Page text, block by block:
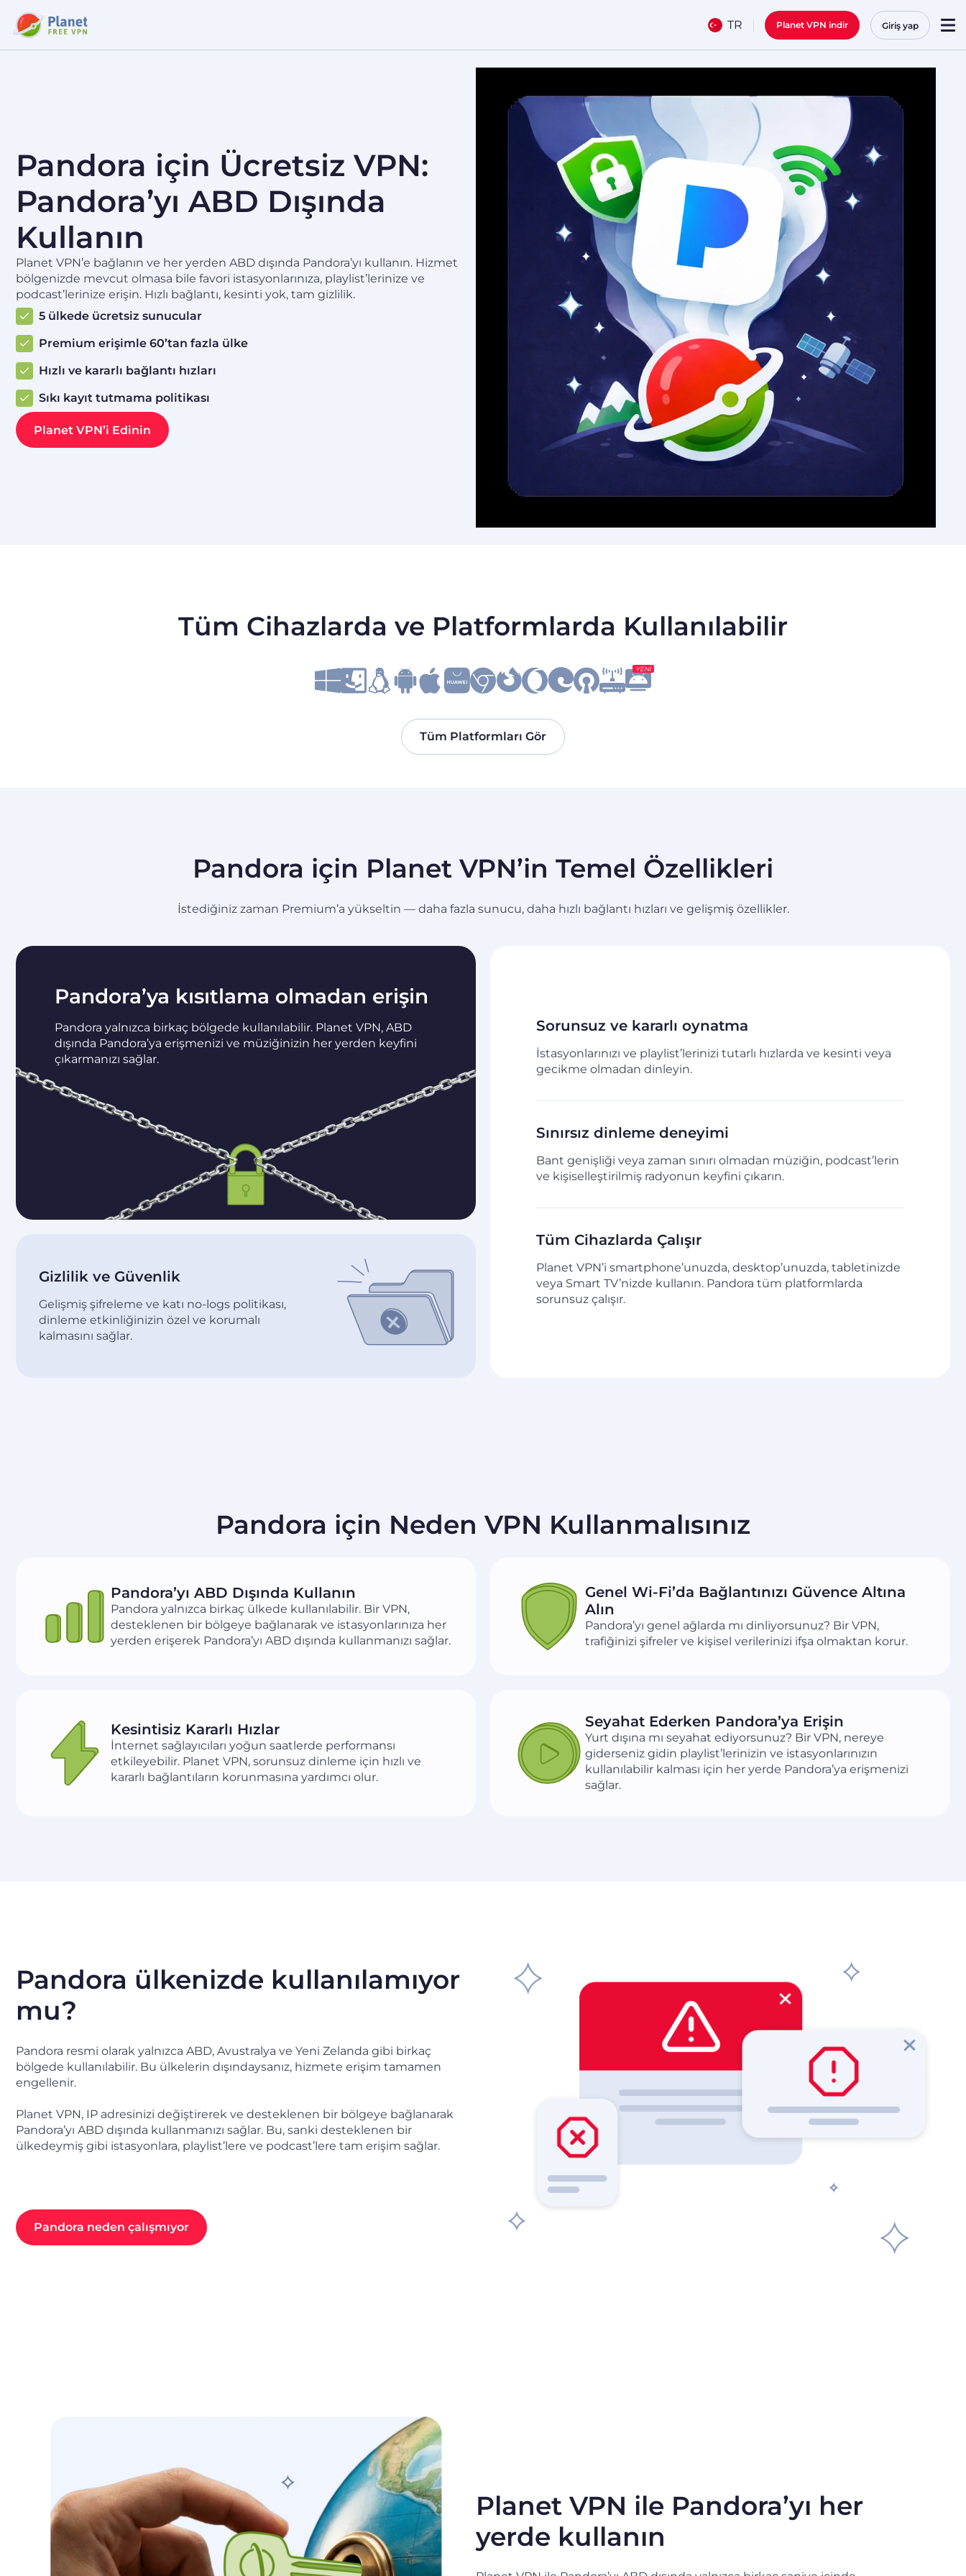
TR Planet VPN indir Giriş yap
Pandora için Ücretsiz VPN:
Pandora’yı ABD Dışında
Kullanın
Planet VPN’e bağlanın ve her yerden ABD dışında Pandora’yı kullanın. Hizmet
bölgenizde mevcut olmasa bile favori istasyonlarınıza, playlist’lerinize ve
podcast’lerinize erişin. Hızlı bağlantı, kesinti yok, tam gizlilik.
5 ülkede ücretsiz sunucular
Premium erişimle 60’tan fazla ülke
Hızlı ve kararlı bağlantı hızları
Sıkı kayıt tutmama politikası
Planet VPN’i Edinin
Tüm Cihazlarda ve Platformlarda Kullanılabilir
YENI
Tüm Platformları Gör
Pandora için Planet VPN’in Temel Özellikleri
İstediğiniz zaman Premium’a yükseltin — daha fazla sunucu, daha hızlı bağlantı hızları ve gelişmiş özellikler.
Pandora’ya kısıtlama olmadan erişin
Pandora yalnızca birkaç bölgede kullanılabilir. Planet VPN, ABD
dışında Pandora’ya erişmenizi ve müziğinizin her yerden keyfini
çıkarmanızı sağlar.
Sorunsuz ve kararlı oynatma
İstasyonlarınızı ve playlist’lerinizi tutarlı hızlarda ve kesinti veya
gecikme olmadan dinleyin.
Sınırsız dinleme deneyimi
Bant genişliği veya zaman sınırı olmadan müziğin, podcast’lerin
ve kişiselleştirilmiş radyonun keyfini çıkarın.
Tüm Cihazlarda Çalışır
Planet VPN’i smartphone’unuzda, desktop’unuzda, tabletinizde
veya Smart TV’nizde kullanın. Pandora tüm platformlarda
sorunsuz çalışır.
Gizlilik ve Güvenlik
Gelişmiş şifreleme ve katı no-logs politikası,
dinleme etkinliğinizin özel ve korumalı
kalmasını sağlar.
Pandora için Neden VPN Kullanmalısınız
Pandora’yı ABD Dışında Kullanın
Pandora yalnızca birkaç ülkede kullanılabilir. Bir VPN,
desteklenen bir bölgeye bağlanarak ve istasyonlarınıza her
yerden erişerek Pandora’yı ABD dışında kullanmanızı sağlar.
Genel Wi-Fi’da Bağlantınızı Güvence Altına
Alın
Pandora’yı genel ağlarda mı dinliyorsunuz? Bir VPN,
trafiğinizi şifreler ve kişisel verilerinizi ifşa olmaktan korur.
Kesintisiz Kararlı Hızlar
İnternet sağlayıcıları yoğun saatlerde performansı
etkileyebilir. Planet VPN, sorunsuz dinleme için hızlı ve
kararlı bağlantıların korunmasına yardımcı olur.
Seyahat Ederken Pandora’ya Erişin
Yurt dışına mı seyahat ediyorsunuz? Bir VPN, nereye
giderseniz gidin playlist’lerinizin ve istasyonlarınızın
kullanılabilir kalması için her yerde Pandora’ya erişmenizi
sağlar.
Pandora ülkenizde kullanılamıyor
mu?
Pandora resmi olarak yalnızca ABD, Avustralya ve Yeni Zelanda gibi birkaç
bölgede kullanılabilir. Bu ülkelerin dışındaysanız, hizmete erişim tamamen
engellenir.
Planet VPN, IP adresinizi değiştirerek ve desteklenen bir bölgeye bağlanarak
Pandora’yı ABD dışında kullanmanızı sağlar. Bu, sanki desteklenen bir
ülkedeymiş gibi istasyonlara, playlist’lere ve podcast’lere tam erişim sağlar.
Pandora neden çalışmıyor
Planet VPN ile Pandora’yı her
yerde kullanın